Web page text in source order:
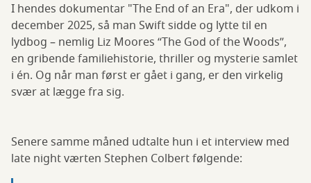
I hendes dokumentar "The End of an Era", der udkom i
december 2025, så man Swift sidde og lytte til en
lydbog – nemlig Liz Moores “The God of the Woods”,
en gribende familiehistorie, thriller og mysterie samlet
i én. Og når man først er gået i gang, er den virkelig
svær at lægge fra sig.
Senere samme måned udtalte hun i et interview med
late night værten Stephen Colbert følgende: